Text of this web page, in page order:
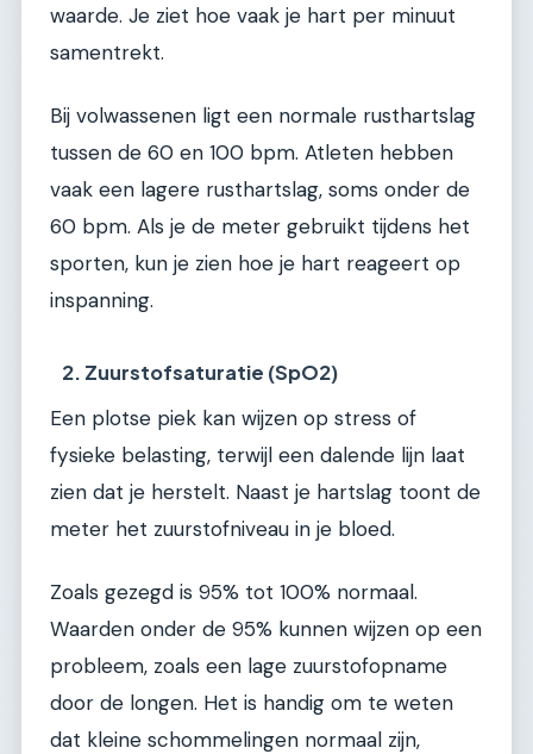
waarde. Je ziet hoe vaak je hart per minuut
samentrekt.
Bij volwassenen ligt een normale rusthartslag
tussen de 60 en 100 bpm. Atleten hebben
vaak een lagere rusthartslag, soms onder de
60 bpm. Als je de meter gebruikt tijdens het
sporten, kun je zien hoe je hart reageert op
inspanning.
2. Zuurstofsaturatie (SpO2)
Een plotse piek kan wijzen op stress of
fysieke belasting, terwijl een dalende lijn laat
zien dat je herstelt. Naast je hartslag toont de
meter het zuurstofniveau in je bloed.
Zoals gezegd is 95% tot 100% normaal.
Waarden onder de 95% kunnen wijzen op een
probleem, zoals een lage zuurstofopname
door de longen. Het is handig om te weten
dat kleine schommelingen normaal zijn,